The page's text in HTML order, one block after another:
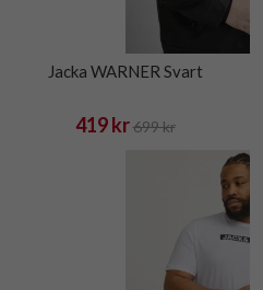
Jacka WARNER Svart
419 kr 699 kr